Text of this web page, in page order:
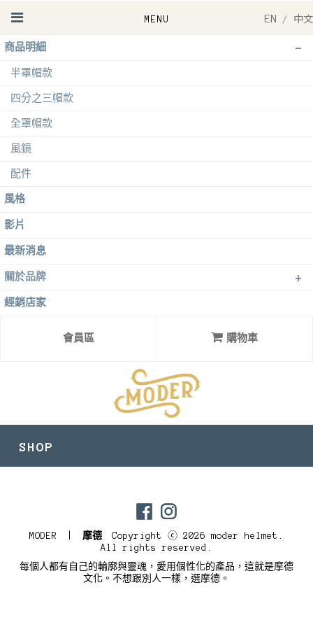
EN / 中文
商品明細
半罩帽款
四分之三帽款
全罩帽款
風鏡
配件
-
風格
影片
最新消息
關於品牌 +
經銷店家
會員區 購物車
SHOP
MODER | 摩德 Copyright ⓒ 2026 moder helmet.
All rights reserved.
每個人都有自己的輪廓與靈魂，愛用個性化的產品，這就是摩德
文化。不想跟別人一樣，選摩德。